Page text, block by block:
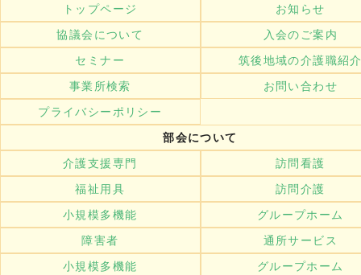
トップページ
お知らせ
協議会について
入会のご案内
セミナー
筑後地域の介護職紹
事業所検索
お問い合わせ
プライバシーポリシー
部会について
介護支援専門
訪問看護
福祉用具
訪問介護
小規模多機能
グループホーム
障害者
通所サービス
小規模多機能
グループホーム